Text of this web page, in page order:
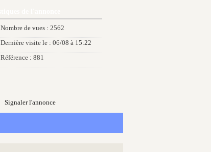
Nombre de vues : 2562
Dernière visite le : 06/08 à 15:22
Référence : 881
Signaler l'annonce